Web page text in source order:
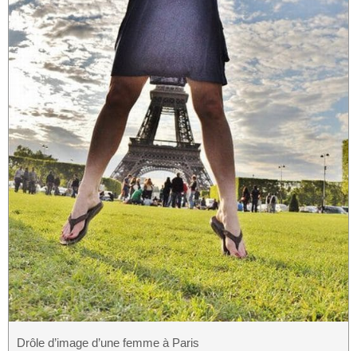
Drôle d’image d’une femme à Paris